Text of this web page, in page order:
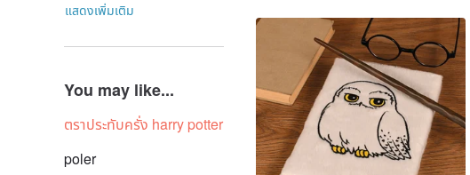
แสดงเพิ่มเติม
You may like...
ตราประทับครั่ง harry potter
poler